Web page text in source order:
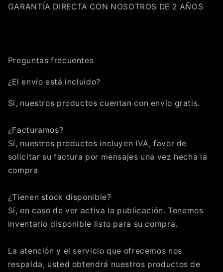
GARANTÍA DIRECTA CON NOSOTROS DE 2 AÑOS
Preguntas frecuentes
¿El envío está incluido?
Sí, nuestros productos cuentan con envío gratis.
¿Facturamos?
Sí, nuestros productos incluyen IVA, favor de
solicitar su factura por mensajes una vez hecha la
compra
¿Tienen stock disponible?
Sí, en caso de ver activa la publicación. Tenemos
inventario disponible listo para su compra.
La atención y el servicio que ofrecemos nos
respalda, usted obtendrá nuestros productos de